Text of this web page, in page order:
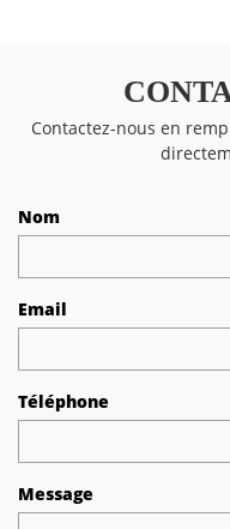
Contactez-nous en
Nom
Email
Téléphone
Message